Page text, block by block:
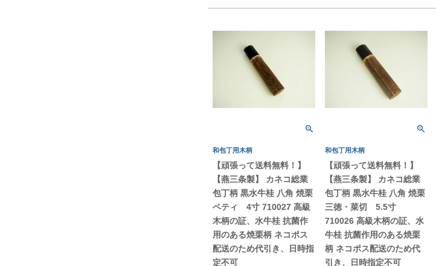
和包丁用木柄
【頑張って送料無料！】
【燕三条製】 カネコ総業
包丁柄 黒水牛桂 八角 焼栗
ペティ 4寸 710027 高級
木柄の証、水牛桂 抗菌作
用のある焼栗柄 ネコポス
配送のため代引き、日時指
定不可
和包丁用木柄
【頑張って送料無料！】
【燕三条製】 カネコ総業
包丁柄 黒水牛桂 八角 焼栗
三徳・菜切 5.5寸
710026 高級木柄の証、水
牛桂 抗菌作用のある焼栗
柄 ネコポス配送のため代
引き、日時指定不可